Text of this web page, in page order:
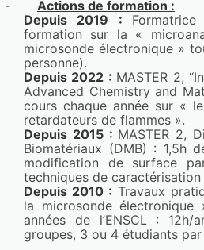
Polymer Degradation
⟨10.1016/
Séverine
Duquesne,Maude Jimenez
Lien : https://
Self-stratifying flame
plastics – towards eco-
Conference Fire and
New Orleans, United States
Maude
Ferreira,Mathilde
-
Actions de formation :
Depuis 2019 : Formatrice
formation sur la «
microsonde électronique »
personne).
Depuis 2022 : MASTER 2,
Advanced Chemistry and
cours chaque année sur «
retardateurs de flammes ».
Depuis 2015 : MASTER 2,
Biomatériaux (DMB) : 1,5h
modification de surface
techniques de
Depuis 2010 : Travaux
la microsonde électronique
années de l’ENSCL : 12h/
groupes, 3 ou 4 étudiants